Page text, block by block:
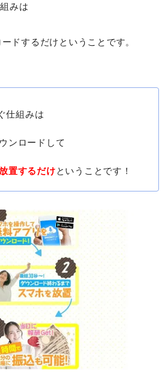
みは
ドするだけということです。
仕組みは
ンロードして
置するだけということです！